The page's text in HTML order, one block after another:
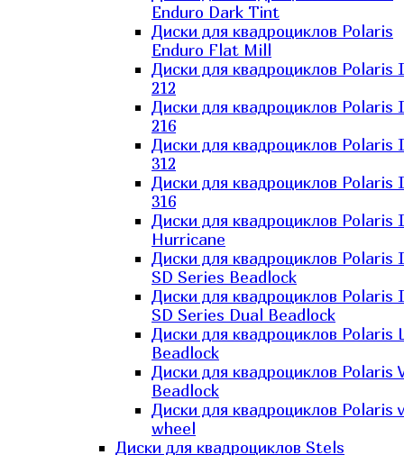
Enduro Dark Tint
Диски для квадроциклов Polaris
Enduro Flat Mill
Диски для квадроциклов Polaris
212
Диски для квадроциклов Polaris
216
Диски для квадроциклов Polaris
312
Диски для квадроциклов Polaris
316
Диски для квадроциклов Polaris
Hurricane
Диски для квадроциклов Polaris
SD Series Beadlock
Диски для квадроциклов Polaris
SD Series Dual Beadlock
Диски для квадроциклов Polaris
Beadlock
Диски для квадроциклов Polaris
Beadlock
Диски для квадроциклов Polaris
wheel
Диски для квадроциклов Stels